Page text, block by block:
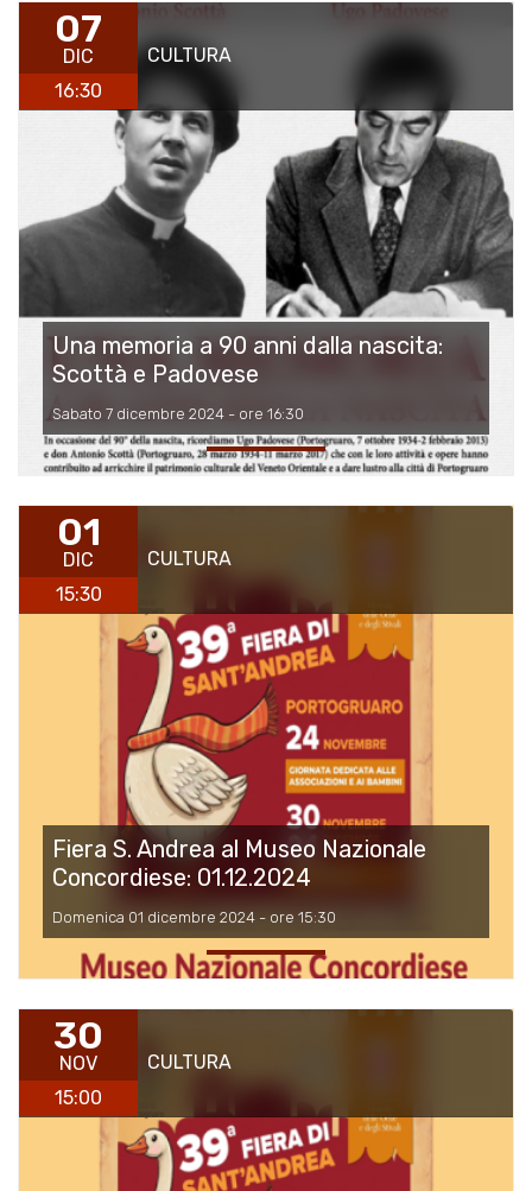
07
DIC
16:30
CULTURA
Una memoria a 90 anni dalla nascita:
Scottà e Padovese
Sabato 7 dicembre 2024 - ore 16:30
01
DIC
15:30
CULTURA
Fiera S. Andrea al Museo Nazionale
Concordiese: 01.12.2024
Domenica 01 dicembre 2024 - ore 15:30
30
NOV
15:00
CULTURA